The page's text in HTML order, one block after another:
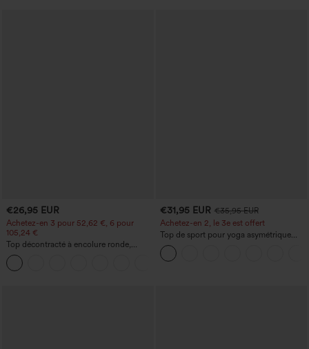
€26,95 EUR
Achetez-en 3 pour 52,62 €, 6 pour
105,24 €
Top décontracté à encolure ronde,
manches chauve-souris et coupe ample
€31,95 EUR €35,95 EUR
Achetez-en 2, le 3e est offert
Top de sport pour yoga asymétrique
(une épaule) à manches longues avec
ouverture pour le pouce, ourlet arrondi
haut-bas, séchage rapide, soutien-gorge